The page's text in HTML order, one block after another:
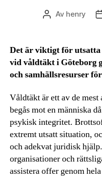
Av henry
Det är viktigt för utsatta
vid våldtäkt i Göteborg
och samhällsresurser
Våldtäkt är ett av de
begås mot en människa
psykisk integritet.
extremt utsatt situation,
och adekvat juridisk
organisationer och
assistera offer genom